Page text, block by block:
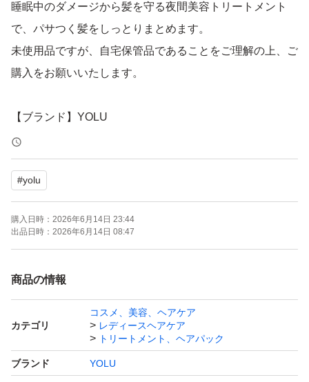
睡眠中のダメージから髪を守る夜間美容トリートメント
で、パサつく髪をしっとりまとめます。
未使用品ですが、自宅保管品であることをご理解の上、ご
購入をお願いいたします。
【ブランド】YOLU
【商品名】カームナイトリペア トリートメント
【状態】未使用
【容量】通常品3倍分
簡易包装となります。
お値下げご容赦ください。
#yolu
購入日時： 2026年6月14日 23:44
出品日時： 2026年6月14日 08:47
商品の情報
カテゴリ
コスメ、美容、ヘアケア
レディースヘアケア
トリートメント、ヘアパック
ブランド YOLU